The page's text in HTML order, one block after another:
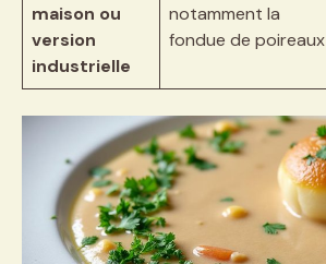
maison ou
version
industrielle
notamment la
fondue de poireaux